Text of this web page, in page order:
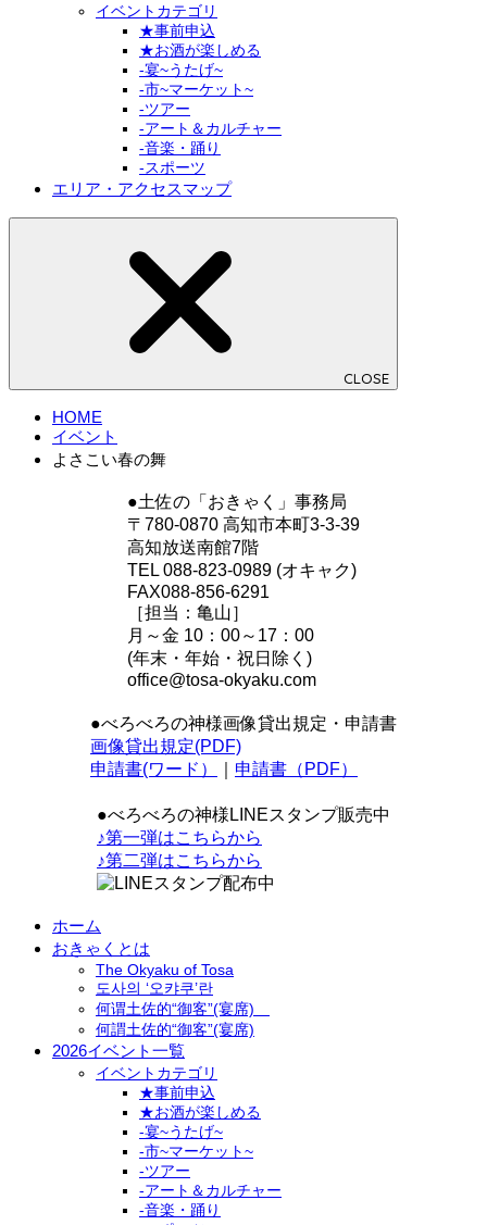
イベントカテゴリ
★事前申込
★お酒が楽しめる
-宴~うたげ~
-市~マーケット~
-ツアー
-アート＆カルチャー
-音楽・踊り
-スポーツ
エリア・アクセスマップ
CLOSE
HOME
イベント
よさこい春の舞
●土佐の「おきゃく」事務局
〒780-0870 高知市本町3-3-39
高知放送南館7階
TEL 088-823-0989 (オキャク)
FAX088-856-6291
［担当：亀山］
月～金 10：00～17：00
(年末・年始・祝日除く)
office@tosa-okyaku.com
●べろべろの神様画像貸出規定・申請書
画像貸出規定(PDF)
申請書(ワード）
申請書（PDF）
●べろべろの神様LINEスタンプ販売中
♪第一弾はこちらから
♪第二弾はこちらから
ホーム
おきゃくとは
The Okyaku of Tosa
도사의 ‘오캬쿠’란
何谓土佐的“御客”(宴席)
何謂土佐的“御客”(宴席)
2026イベント一覧
イベントカテゴリ
★事前申込
★お酒が楽しめる
-宴~うたげ~
-市~マーケット~
-ツアー
-アート＆カルチャー
-音楽・踊り